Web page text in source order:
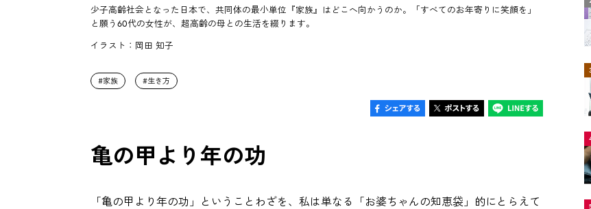
少子高齢社会となった日本で、共同体の最小単位『家族』はどこへ向かうのか。「すべてのお年寄りに笑顔を」
と願う60代の女性が、超高齢の母との生活を綴ります。
イラスト：岡田 知子
家族 生き方
亀の甲より年の功
「亀の甲より年の功」ということわざを、私は単なる「お婆ちゃんの知恵袋」的にとらえて